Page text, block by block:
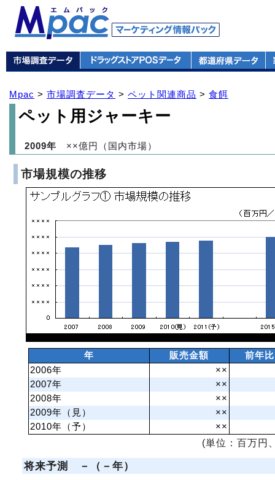
Mpac > 市場調査データ > ペット関連商品 > 食餌
ペット用ジャーキー
2009年 ××億円（国内市場）
市場規模の推移
年 販売金額
前年比
2006年
××
2007年
××
2008年
××
2009年（見）
××
2010年（予）
××
(単位：百万円
将来予測 －（－年）